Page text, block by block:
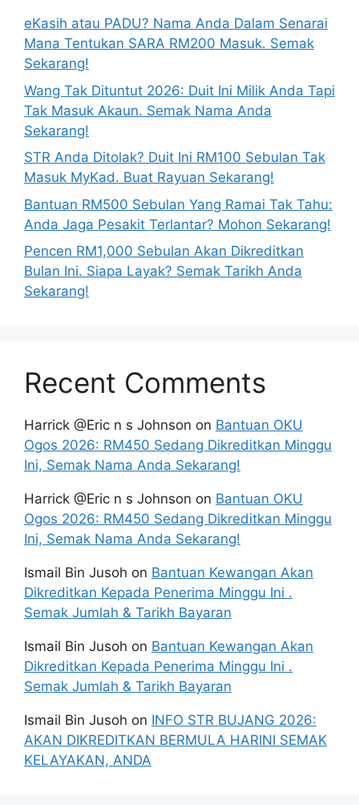
eKasih atau PADU? Nama Anda Dalam Senarai
Mana Tentukan SARA RM200 Masuk. Semak
Sekarang!
Wang Tak Dituntut 2026: Duit Ini Milik Anda Tapi
Tak Masuk Akaun. Semak Nama Anda
Sekarang!
STR Anda Ditolak? Duit Ini RM100 Sebulan Tak
Masuk MyKad. Buat Rayuan Sekarang!
Bantuan RM500 Sebulan Yang Ramai Tak Tahu:
Anda Jaga Pesakit Terlantar? Mohon Sekarang!
Pencen RM1,000 Sebulan Akan Dikreditkan
Bulan Ini. Siapa Layak? Semak Tarikh Anda
Sekarang!
Recent Comments
Harrick @Eric n s Johnson on Bantuan OKU
Ogos 2026: RM450 Sedang Dikreditkan Minggu
Ini, Semak Nama Anda Sekarang!
Harrick @Eric n s Johnson on Bantuan OKU
Ogos 2026: RM450 Sedang Dikreditkan Minggu
Ini, Semak Nama Anda Sekarang!
Ismail Bin Jusoh on Bantuan Kewangan Akan
Dikreditkan Kepada Penerima Minggu Ini .
Semak Jumlah & Tarikh Bayaran
Ismail Bin Jusoh on Bantuan Kewangan Akan
Dikreditkan Kepada Penerima Minggu Ini .
Semak Jumlah & Tarikh Bayaran
Ismail Bin Jusoh on INFO STR BUJANG 2026:
AKAN DIKREDITKAN BERMULA HARINI SEMAK
KELAYAKAN, ANDA